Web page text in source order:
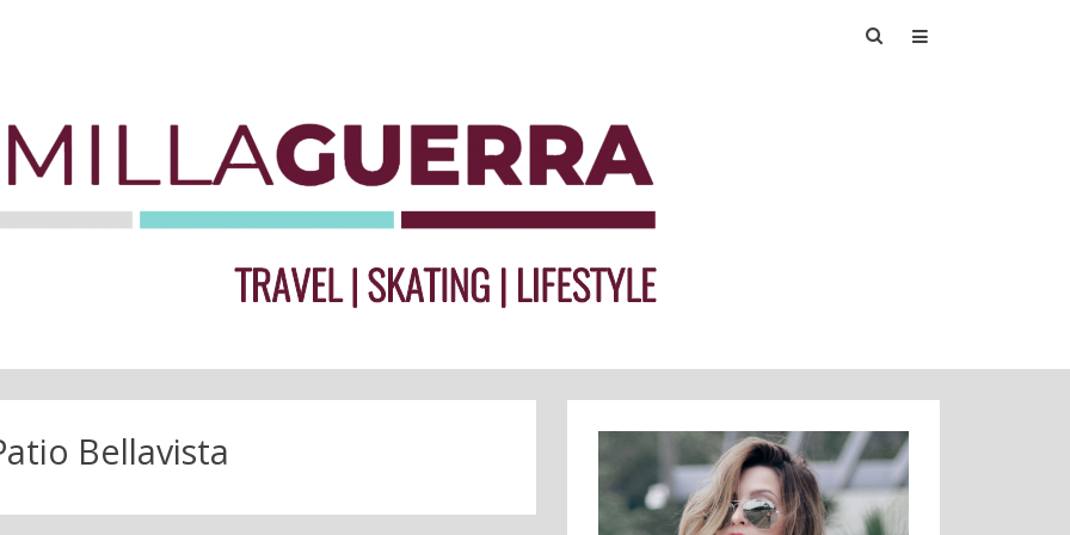
Bellavista